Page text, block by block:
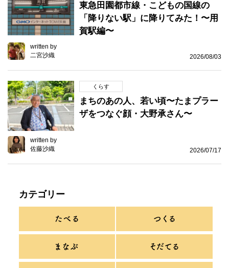
東急田園都市線・こどもの国線の
「降りない駅」に降りてみた！〜用
賀駅編〜
written by
二宮沙織
2026/08/03
くらす
まちのあの人、若い頃〜たまプラー
ザをつなぐ顔・大野承さん〜
written by
佐藤沙織
2026/07/17
カテゴリー